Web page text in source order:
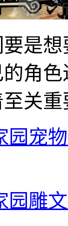
是
角
关
园宠
园雕